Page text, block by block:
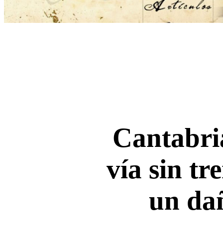
vía sin
un